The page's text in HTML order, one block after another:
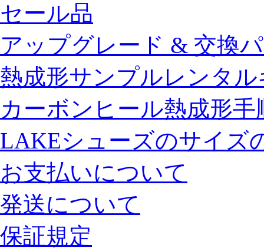
セール品
アップグレード & 交換
熱成形サンプルレンタ
カーボンヒール熱成形手
LAKEシューズのサイズ
お支払いについて
発送について
保証規定